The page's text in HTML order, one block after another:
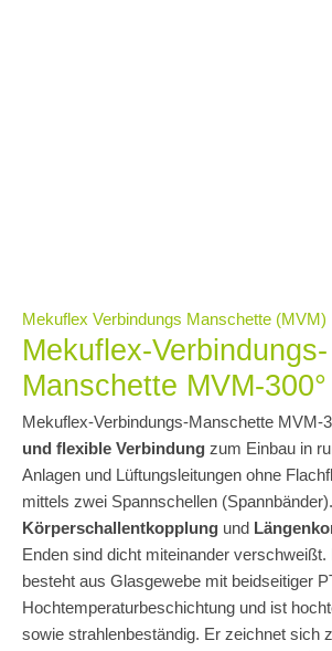
Mekuflex Verbindungs Manschette (MVM)
Mekuflex-Verbindungs-
Manschette MVM-300°
Mekuflex-Verbindungs-Manschette MVM-
und flexible Verbindung zum Einbau in
Anlagen und Lüftungsleitungen ohne
mittels zwei Spannschellen
Körperschallentkopplung und
Enden sind dicht miteinander
besteht aus Glasgewebe mit beidseitiger
Hochtemperaturbeschichtung und ist
sowie strahlenbeständig. Er zeichnet sich